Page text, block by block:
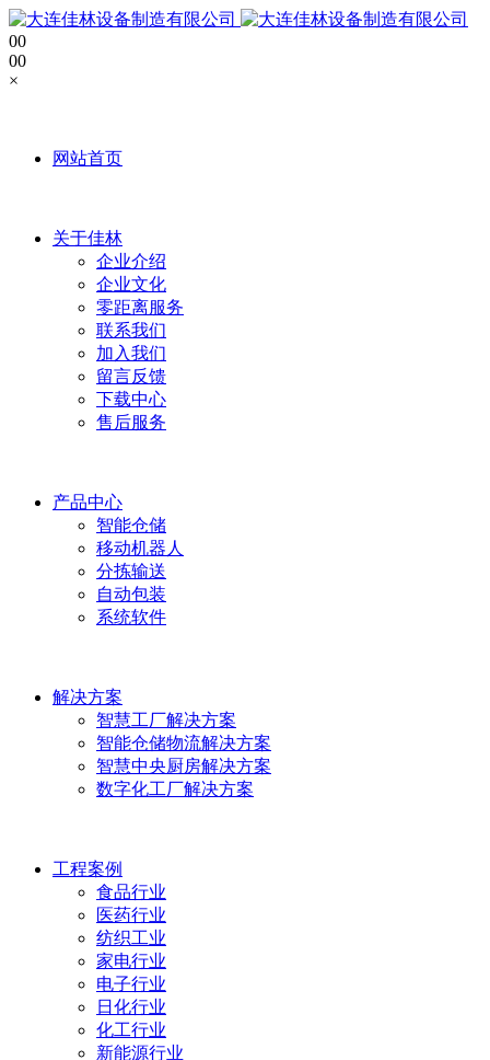
00
00
×
网站首页
关于佳林
企业介绍
企业文化
零距离服务
联系我们
加入我们
留言反馈
下载中心
售后服务
产品中心
智能仓储
移动机器人
分拣输送
自动包装
系统软件
解决方案
智慧工厂解决方案
智能仓储物流解决方案
智慧中央厨房解决方案
数字化工厂解决方案
工程案例
食品行业
医药行业
纺织工业
家电行业
电子行业
日化行业
化工行业
新能源行业